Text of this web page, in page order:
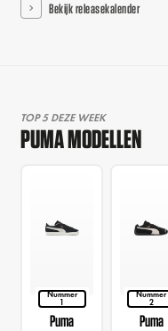
Bekijk releasekalender
TOP 5 DEZE WEEK
PUMA MODELLEN
Nummer
1
Puma
Nummer
2
Puma